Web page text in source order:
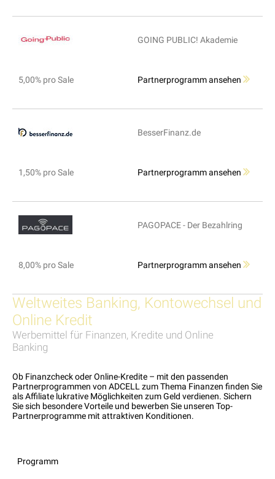
GOING PUBLIC! Akademie
5,00% pro Sale Partnerprogramm ansehen
BesserFinanz.de
1,50% pro Sale Partnerprogramm ansehen
PAGOPACE - Der Bezahlring
8,00% pro Sale Partnerprogramm ansehen
Weltweites Banking, Kontowechsel und
Online Kredit
Werbemittel für Finanzen, Kredite und Online
Banking
Ob Finanzcheck oder Online-Kredite – mit den passenden
Partnerprogrammen von ADCELL zum Thema Finanzen finden Sie
als Affiliate lukrative Möglichkeiten zum Geld verdienen. Sichern
Sie sich besondere Vorteile und bewerben Sie unseren Top-
Partnerprogramme mit attraktiven Konditionen.
Programm